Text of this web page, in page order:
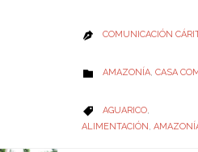
 COMUNICACIÓN
 CATEGORY
AMAZONÍA, CASA
 CATEGORY
AGUARICO,
ALIMENTACIÓN